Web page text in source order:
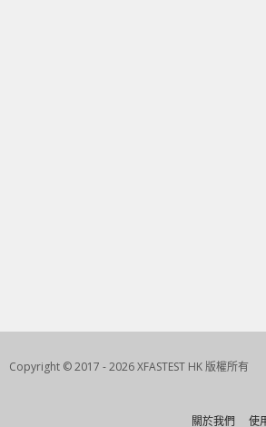
Copyright © 2017 - 2026 XFASTEST HK 版權所有
關於我們 使